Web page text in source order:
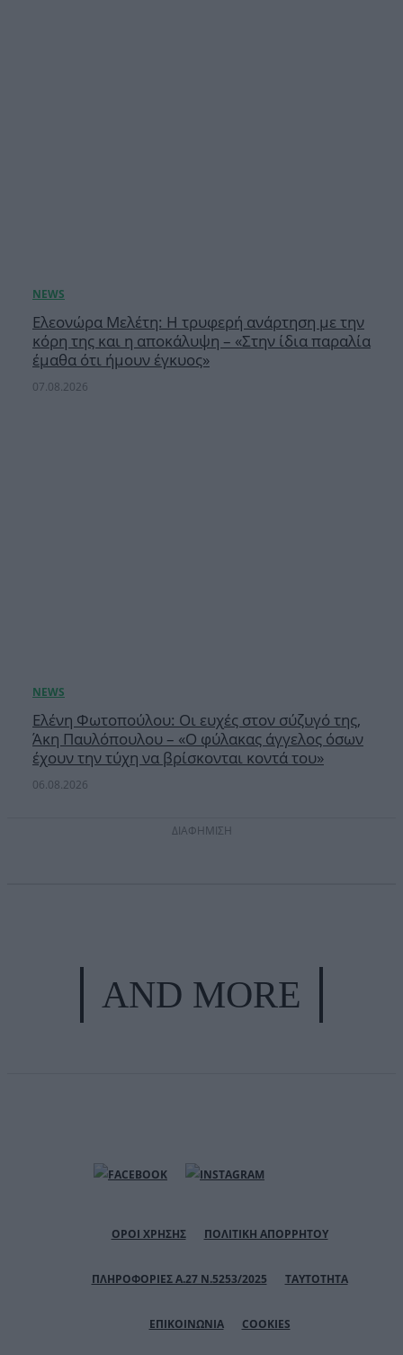
Ελεονώρα Μελέτη: Η τρυφερή ανάρτηση με την
κόρη της και η αποκάλυψη – «Στην ίδια παραλία
έμαθα ότι ήμουν έγκυος»
07.08.2026
Ελένη Φωτοπούλου: Οι ευχές στον σύζυγό της,
Άκη Παυλόπουλου – «Ο φύλακας άγγελος όσων
έχουν την τύχη να βρίσκονται κοντά του»
06.08.2026
ΔΙΑΦΗΜΙΣΗ
AND MORE
ΟΡΟΙ ΧΡΗΣΗΣ ΠΟΛΙΤΙΚΗ ΑΠΟΡΡΗΤΟΥ
ΠΛΗΡΟΦΟΡΙΕΣ Α.27 Ν.5253/2025 ΤΑΥΤΟΤΗΤΑ
ΕΠΙΚΟΙΝΩΝΙΑ COOKIES